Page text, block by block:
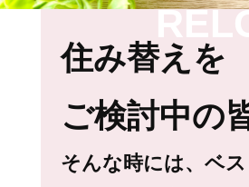
住み替えを
ご検討中の
そんな時には、ベ